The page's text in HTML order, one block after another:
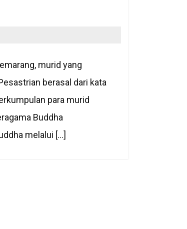
murid yang
berasal dari kata
para murid
Buddha
melalui […]